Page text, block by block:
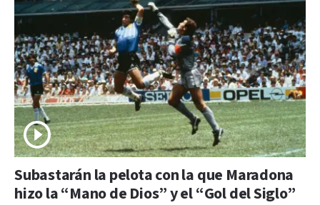
Subastarán la pelota con la que Maradona
hizo la “Mano de Dios” y el “Gol del Siglo”